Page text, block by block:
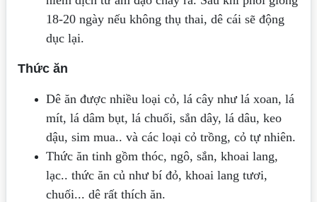
18-20 ngày nếu không thụ thai, dê cái sẽ động
dục lại.
Thức ăn
Dê ăn được nhiều loại cỏ, lá cây như lá xoan, lá
mít, lá dâm bụt, lá chuối, sắn dây, lá dâu, keo
dậu, sim mua.. và các loại cỏ trồng, cỏ tự nhiên.
Thức ăn tinh gồm thóc, ngô, sắn, khoai lang,
lạc.. thức ăn củ như bí đỏ, khoai lang tươi,
chuối... dê rất thích ăn.